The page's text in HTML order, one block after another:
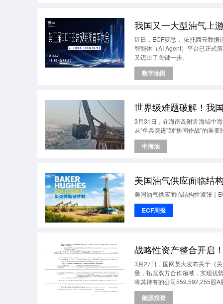
我国又一大型油气上
近日，ECF获悉， 依托西云数据
智能体（AI Agent）平台已正式
又迈出了关键一步。
数字油田
世界级难题破解！我
3月31日，在海南岛附近海域中
从“单兵突进”到“协同作战”的重要
中海油
美国油气供应面临结
美国油气供应面临结构性紧张｜
ECF周报
战略性资产整合开启
3月27日，国网英大发布关于《
量，拓宽双方合作领域，实现优
将其持有的公司559,592,255股
能源投资